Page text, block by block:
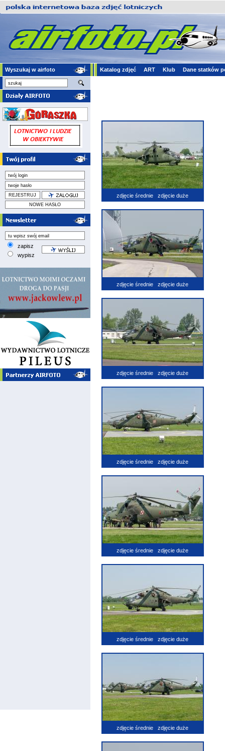
Wyszukaj w airfoto Katalog zdjęć ART Klub Dane statków
zapisz
wypisz
zdjęcie średnie zdjęcie duże
zdjęcie średnie zdjęcie duże
zdjęcie średnie zdjęcie duże
zdjęcie średnie zdjęcie duże
zdjęcie średnie zdjęcie duże
zdjęcie średnie zdjęcie duże
zdjęcie średnie zdjęcie duże